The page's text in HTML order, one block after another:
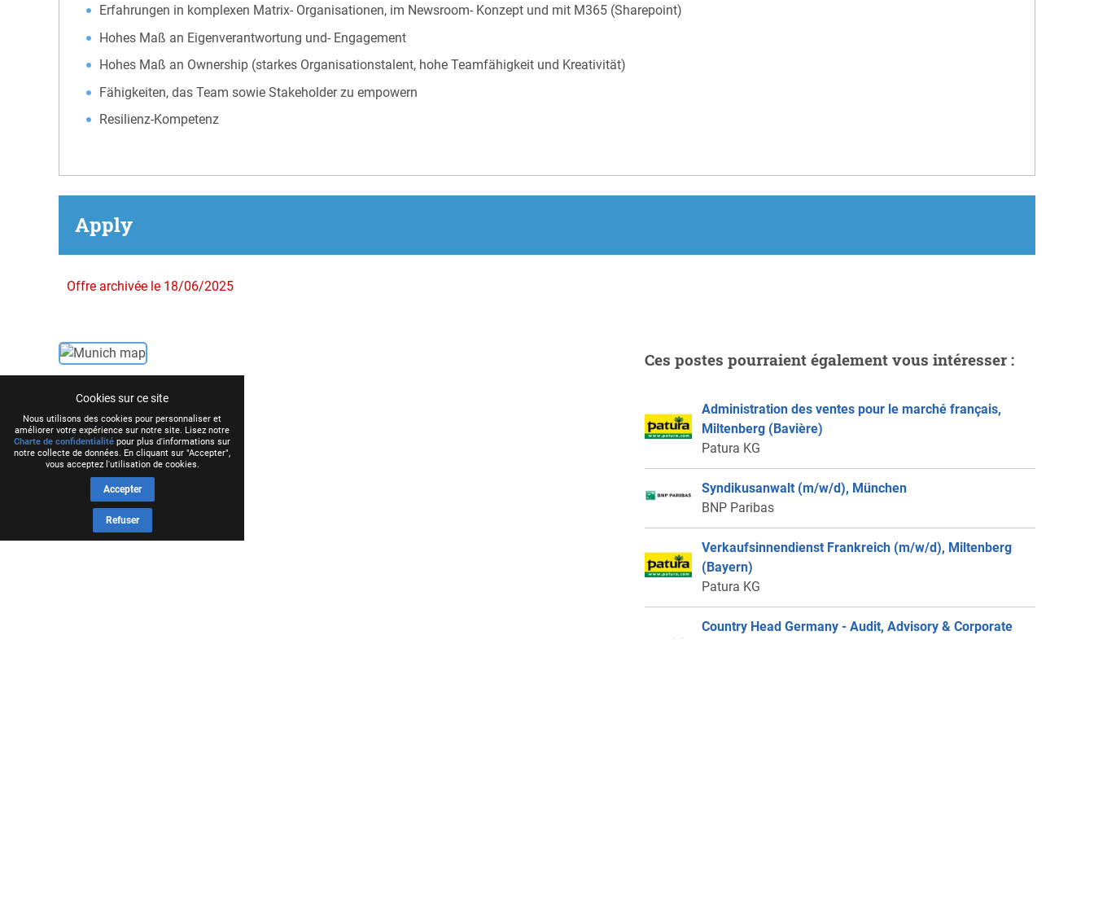
Erfahrungen in komplexen Matrix- Organisationen, im Newsroom- Konzept und mit M365 (Sharepoint)
Hohes Maß an Eigenverantwortung und- Engagement
Hohes Maß an Ownership (starkes Organisationstalent, hohe Teamfähigkeit und Kreativität)
Fähigkeiten, das Team sowie Stakeholder zu empowern
Resilienz-Kompetenz
Apply
Offre archivée le 18/06/2025
Ces postes pourraient également vous intéresser :
Administration des ventes pour le marché français,
Miltenberg (Bavière)
Patura KG
Syndikusanwalt (m/w/d), München
BNP Paribas
Verkaufsinnendienst Frankreich (m/w/d), Miltenberg
(Bayern)
Patura KG
Country Head Germany - Audit, Advisory & Corporate
Cookies sur ce site
Nous utilisons des cookies pour personnaliser et
améliorer votre expérience sur notre site. Lisez notre
Charte de confidentialité pour plus d'informations sur
notre collecte de données. En cliquant sur "Accepter",
vous acceptez l'utilisation de cookies.
Accepter
Refuser